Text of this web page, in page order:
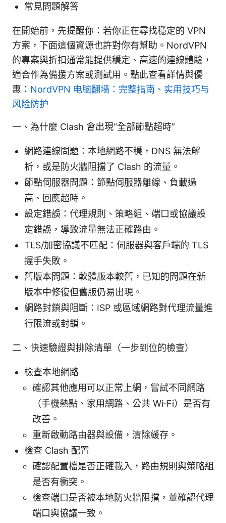
常見問題解答
在開始前，先提醒你：若你正在尋找穩定的 VPN
方案，下面這個資源也許對你有幫助。NordVPN
的專案與折扣通常能提供穩定、高速的連線體驗，
適合作為備援方案或測試用。點此查看詳情與優
惠： NordVPN 电脑翻墙：完整指南、实用技巧与
风险防护
一、為什麼 Clash 會出現“全部節點超時”
網路連線問題：本地網路不穩，DNS 無法解
析，或是防火牆阻擋了 Clash 的流量。
節點伺服器問題：節點伺服器離線、負載過
高、回應超時。
設定錯誤：代理規則、策略組、端口或協議設
定錯誤，導致流量無法正確路由。
TLS/加密協議不匹配：伺服器與客戶端的 TLS
握手失敗。
舊版本問題：軟體版本較舊，已知的問題在新
版本中修復但舊版仍易出現。
網路封鎖與阻斷：ISP 或區域網路對代理流量進
行限流或封鎖。
二、快速驗證與排除清單（一步到位的檢查）
檢查本地網路
確認其他應用可以正常上網，嘗試不同網路
（手機熱點、家用網路、公共 Wi‑Fi）是否有
改善。
重新啟動路由器與設備，清除緩存。
檢查 Clash 配置
確認配置檔是否正確載入，路由規則與策略組
是否有衝突。
檢查端口是否被本地防火牆阻擋，並確認代理
端口與協議一致。